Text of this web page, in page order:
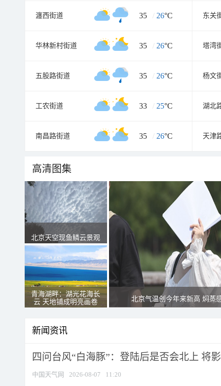
瀍西街道 35 / 26°C 东关
华林新村街道 35 / 26°C 塔湾
五股路街道 35 / 26°C 杨文
工农街道 33 / 25°C 湖北
南昌路街道 35 / 26°C 天津
高清图集
北京天空现鱼鳞云景观
青海湖畔：湖光花海长
云 天地铺成明亮画卷
北京气温创今年来新高 焖蒸
新闻资讯
四问台风“白海豚”：登陆后是否会北上 将
中国天气网 2026-08-07 11:20